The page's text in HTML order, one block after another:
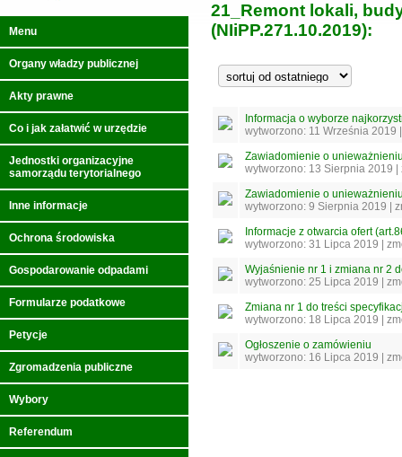
Menu
Organy władzy publicznej
Akty prawne
Co i jak załatwić w urzędzie
Jednostki organizacyjne
samorządu terytorialnego
Inne informacje
Ochrona środowiska
Gospodarowanie odpadami
Formularze podatkowe
Petycje
Zgromadzenia publiczne
Wybory
Referendum
21_Remont lokali,
(NIiPP.271.10.2019):
Informacja o wyborze
wytworzono: 11 Września
Zawiadomienie o
wytworzono: 13 Sierpnia 2019
Zawiadomienie o
wytworzono: 9 Sierpnia 2019 |
Informacje z otwarcia ofert
wytworzono: 31 Lipca 2019 |
Wyjaśnienie nr 1 i zmiana nr 2
wytworzono: 25 Lipca 2019 |
Zmiana nr 1 do treści
wytworzono: 18 Lipca 2019 |
Ogłoszenie o zamówieniu
wytworzono: 16 Lipca 2019 |